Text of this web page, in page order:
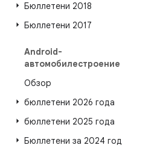
Бюллетени 2018
Бюллетени 2017
Android-
автомобилестроение
Обзор
бюллетени 2026 года
бюллетени 2025 года
Бюллетени за 2024 год